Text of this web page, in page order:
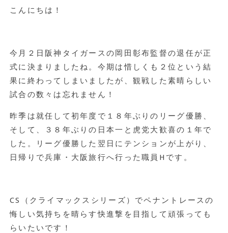
こんにちは！
今月２日阪神タイガースの岡田彰布監督の退任が正
式に決まりましたね。今期は惜しくも２位という結
果に終わってしまいましたが、観戦した素晴らしい
試合の数々は忘れません！
昨季は就任して初年度で１８年ぶりのリーグ優勝、
そして、３８年ぶりの日本一と虎党大歓喜の１年で
した。リーグ優勝した翌日にテンションが上がり、
日帰りで兵庫・大阪旅行へ行った職員 H です。
CS
（クライマックスシリーズ）でペナントレースの
悔しい気持ちを晴らす快進撃を目指して頑張っても
らいたいです！